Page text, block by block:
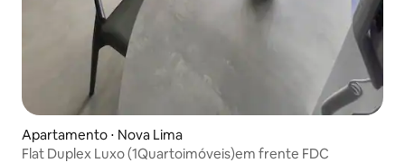
Apartamento ⋅ Nova Lima
Flat Duplex Luxo (1Quartoimóveis)em frente FDC